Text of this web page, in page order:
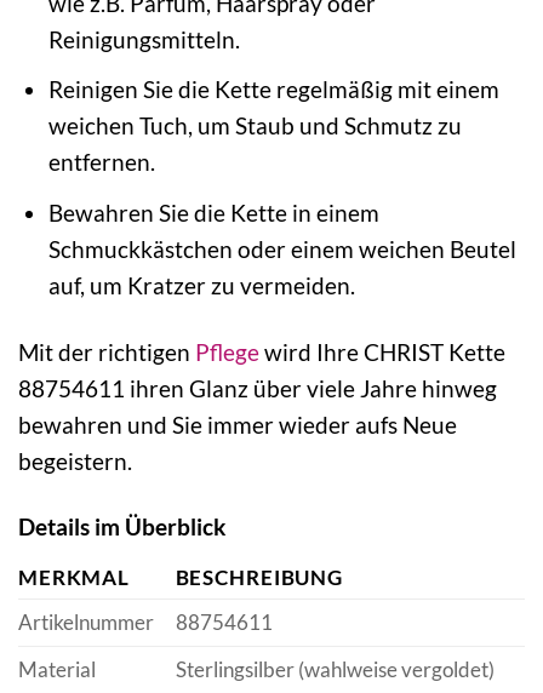
Reinigungsmitteln.
Reinigen Sie die Kette regelmäßig mit einem
weichen Tuch, um Staub und Schmutz zu
entfernen.
Bewahren Sie die Kette in einem
Schmuckkästchen oder einem weichen Beutel
auf, um Kratzer zu vermeiden.
Mit der richtigen Pflegewird Ihre CHRIST Kette
88754611 ihren Glanz über viele Jahre hinweg
bewahren und Sie immer wieder aufs Neue
begeistern.
Details im Überblick
MERKMAL
BESCHREIBUNG
Artikelnummer
88754611
Material
Sterlingsilber (wahlweise vergoldet)